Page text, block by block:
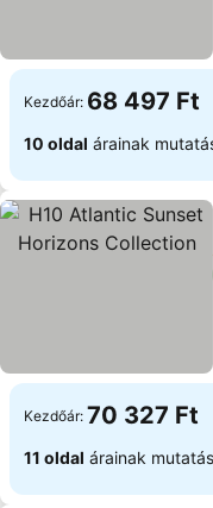
Kezdőár: 68 497 Ft
10 oldal árainak
Kezdőár: 70 327 Ft
11 oldal árainak